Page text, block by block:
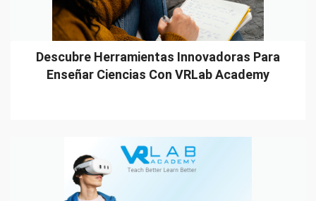
Descubre Herramientas Innovadoras Para
Enseñar Ciencias Con VRLab Academy